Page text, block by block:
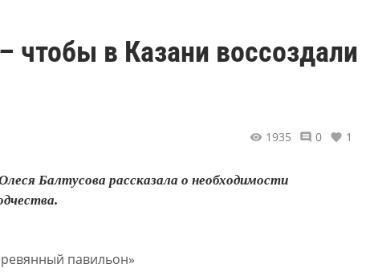
чтобы в Казани воссоздали
1935 0 1
Балтусова рассказала о необходимости